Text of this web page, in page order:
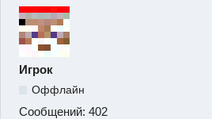
Игрок
Оффлайн
Сообщений: 402